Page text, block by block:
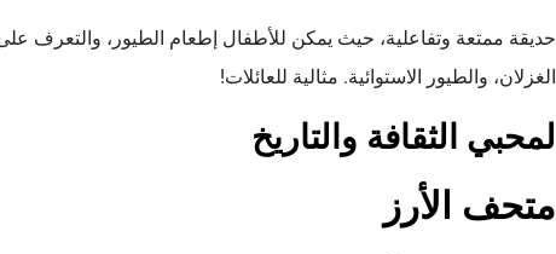
حديقة ممتعة وتفاعلية، حيث يمكن للأطفال إطعام الطيور، والتعرف على
الغزلان، والطيور الاستوائية. مثالية للعائلات!
لمحبي الثقافة والتاريخ
متحف الأرز